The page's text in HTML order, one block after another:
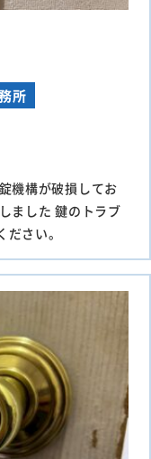
所
機構が破損してお
ました 鍵のトラブ
さい。